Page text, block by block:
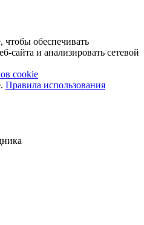
обеспечивать
сайта и анализировать сетевой
cookie
Правила использования